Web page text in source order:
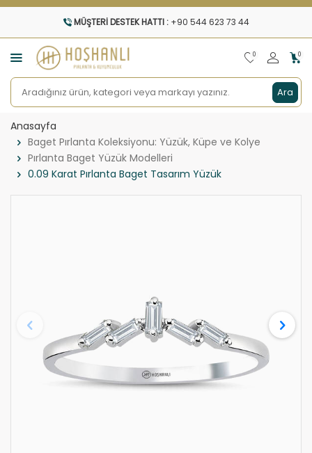
MÜŞTERI DESTEK HATTI : +90 544 623 73 44
Ara
0 0
Anasayfa
Baget Pırlanta Koleksiyonu: Yüzük, Küpe ve Kolye
Pırlanta Baget Yüzük Modelleri
0.09 Karat Pırlanta Baget Tasarım Yüzük